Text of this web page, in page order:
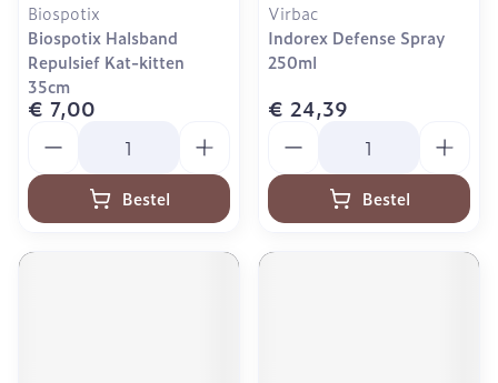
Biospotix
Biospotix Halsband
Repulsief Kat-kitten
35cm
€ 7,00
Bestel
Virbac
Indorex Defense Spray
250ml
€ 24,39
Bestel